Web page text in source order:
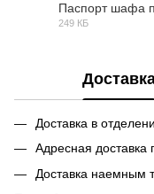
Паспорт шафа
249 КБ
Доставка в
Адресная доставка
Доставка наемным